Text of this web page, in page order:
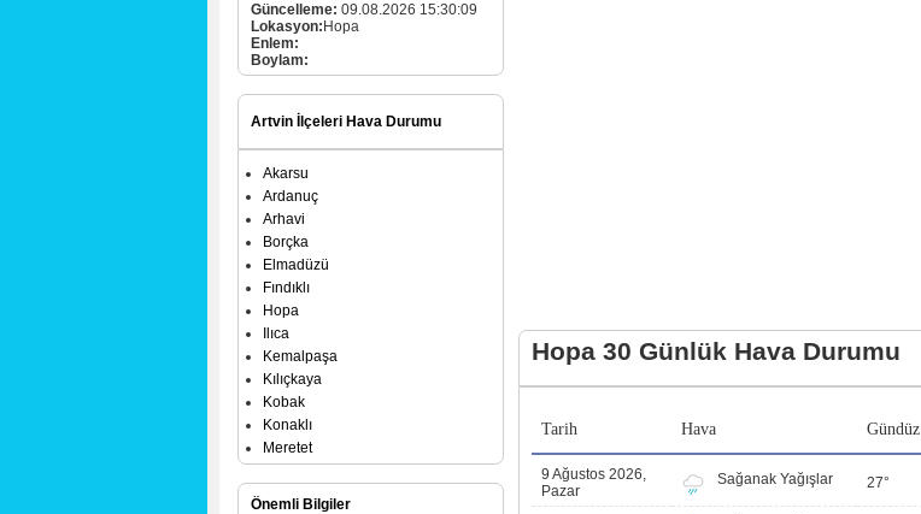
Hopa 30 Günlük Hava Durumu
Tarih Hava Gündüz
9 Ağustos 2026,
Pazar
Sağanak Yağışlar 27°
Güncelleme: 09.08.2026 15:30:09
Lokasyon: Hopa
Enlem:
Boylam:
Artvin İlçeleri Hava Durumu
Akarsu
Ardanuç
Arhavi
Borçka
Elmadüzü
Fındıklı
Hopa
Ilıca
Kemalpaşa
Kılıçkaya
Kobak
Konaklı
Meretet
Önemli Bilgiler